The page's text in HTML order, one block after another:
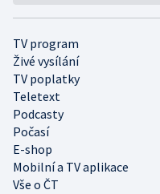
TV program
Živé vysílání
TV poplatky
Teletext
Podcasty
Počasí
E-shop
Mobilní a TV aplikace
Vše o ČT